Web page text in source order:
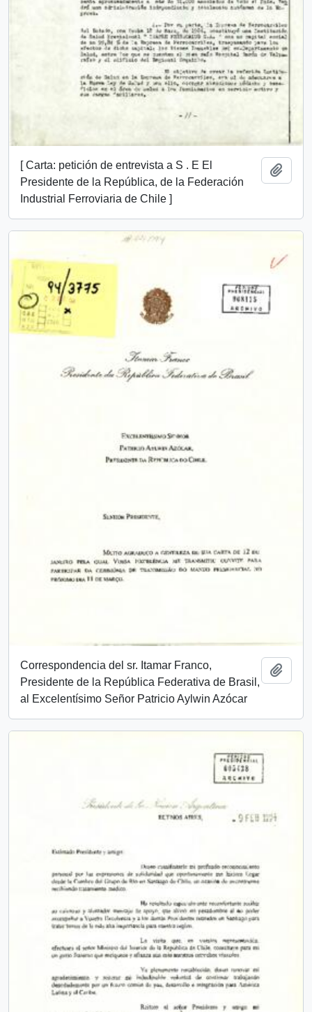
[ Carta: petición de entrevista a S . E El
Presidente de la República, de la Federación
Industrial Ferroviaria de Chile ]
Correspondencia del sr. Itamar Franco,
Presidente de la República Federativa de Brasil,
al Excelentísimo Señor Patricio Aylwin Azócar